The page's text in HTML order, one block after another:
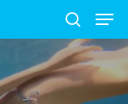
search
Close
Menu